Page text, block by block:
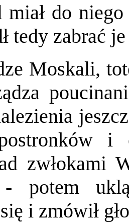
do
tedy zabrać
Moskali,
i
zwłokami
- potem
i zmówił